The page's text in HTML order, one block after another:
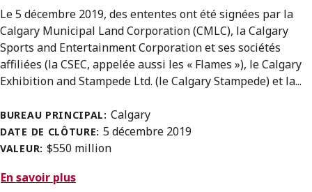
Le 5 décembre 2019, des ententes ont été signées par la
Calgary Municipal Land Corporation (CMLC), la Calgary
Sports and Entertainment Corporation et ses sociétés
affiliées (la CSEC, appelée aussi les « Flames »), le Calgary
Exhibition and Stampede Ltd. (le Calgary Stampede) et la...
BUREAU PRINCIPAL: Calgary
DATE DE CLÔTURE: 5 décembre 2019
VALEUR: $550 million
En savoir plus